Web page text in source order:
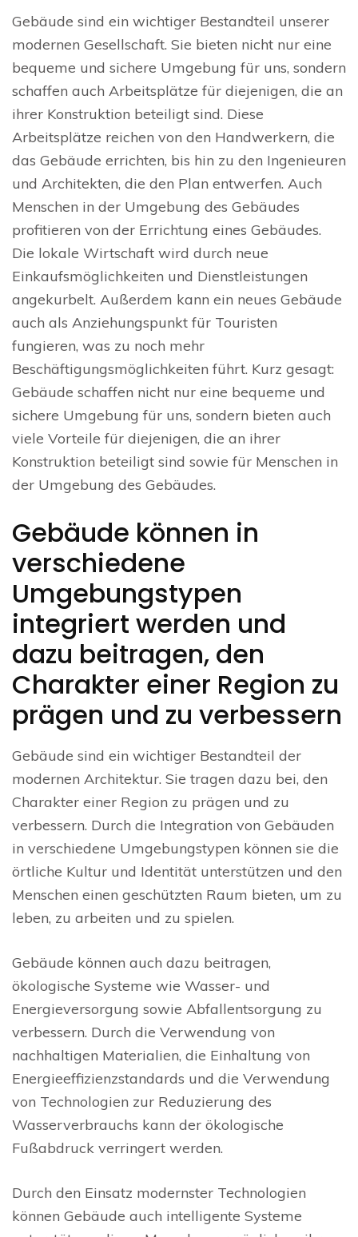
Gebäude sind ein wichtiger Bestandteil unserer
modernen Gesellschaft. Sie bieten nicht nur eine
bequeme und sichere Umgebung für uns, sondern
schaffen auch Arbeitsplätze für diejenigen, die an
ihrer Konstruktion beteiligt sind. Diese
Arbeitsplätze reichen von den Handwerkern, die
das Gebäude errichten, bis hin zu den Ingenieuren
und Architekten, die den Plan entwerfen. Auch
Menschen in der Umgebung des Gebäudes
profitieren von der Errichtung eines Gebäudes.
Die lokale Wirtschaft wird durch neue
Einkaufsmöglichkeiten und Dienstleistungen
angekurbelt. Außerdem kann ein neues Gebäude
auch als Anziehungspunkt für Touristen
fungieren, was zu noch mehr
Beschäftigungsmöglichkeiten führt. Kurz gesagt:
Gebäude schaffen nicht nur eine bequeme und
sichere Umgebung für uns, sondern bieten auch
viele Vorteile für diejenigen, die an ihrer
Konstruktion beteiligt sind sowie für Menschen in
der Umgebung des Gebäudes.
Gebäude können in
verschiedene
Umgebungstypen
integriert werden und
dazu beitragen, den
Charakter einer Region zu
prägen und zu verbessern
Gebäude sind ein wichtiger Bestandteil der
modernen Architektur. Sie tragen dazu bei, den
Charakter einer Region zu prägen und zu
verbessern. Durch die Integration von Gebäuden
in verschiedene Umgebungstypen können sie die
örtliche Kultur und Identität unterstützen und den
Menschen einen geschützten Raum bieten, um zu
leben, zu arbeiten und zu spielen.
Gebäude können auch dazu beitragen,
ökologische Systeme wie Wasser- und
Energieversorgung sowie Abfallentsorgung zu
verbessern. Durch die Verwendung von
nachhaltigen Materialien, die Einhaltung von
Energieeffizienzstandards und die Verwendung
von Technologien zur Reduzierung des
Wasserverbrauchs kann der ökologische
Fußabdruck verringert werden.
Durch den Einsatz modernster Technologien
können Gebäude auch intelligente Systeme